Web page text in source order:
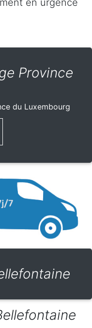
en urgence
Province
du Luxembourg